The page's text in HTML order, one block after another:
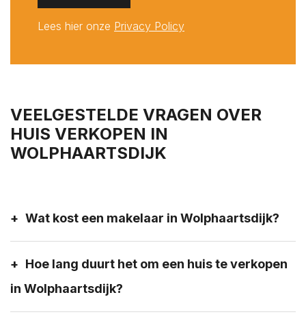
Lees hier onze Privacy Policy
VEELGESTELDE VRAGEN OVER
HUIS VERKOPEN IN
WOLPHAARTSDIJK
Wat kost een makelaar in Wolphaartsdijk?
Hoe lang duurt het om een huis te verkopen
in Wolphaartsdijk?